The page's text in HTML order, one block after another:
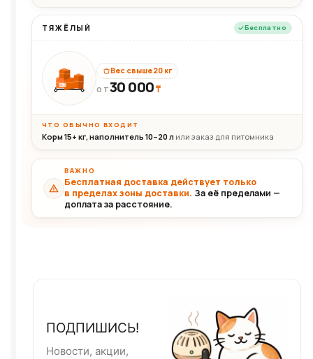
ТЯЖЁЛЫЙ Бесплатно
30+кг
Вес свыше 20 кг
ОТ30 000₸
ЧТО ОБЫЧНО ВХОДИТ
Корм 15+ кг, наполнитель 10–20 л или заказ для питомника
ВАЖНО
Бесплатная доставка действует только
в пределах зоны доставки. За её пределами —
доплата за расстояние.
ПОДПИШИСЬ!
Новости, акции,